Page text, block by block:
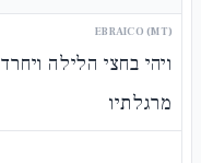
EBRAICO (MT)
ויהי בחצי הלילה
מרגלתיו